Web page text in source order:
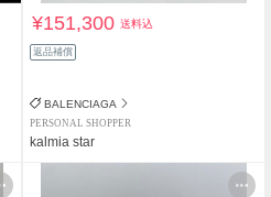
¥151,300送料込
返品補償
BALENCIAGA
PERSONAL SHOPPER
kalmia star